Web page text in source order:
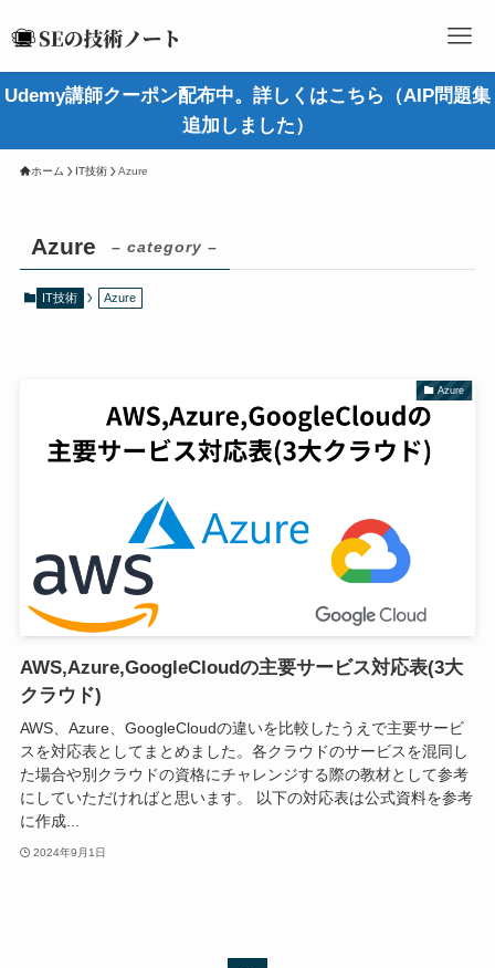
Udemy講師クーポン配布中。詳しくはこちら（AIP問題集
追加しました）
ホーム IT技術 Azure
Azure – category –
IT技術 Azure
Azure
AWS,Azure,GoogleCloudの主要サービス対応表(3大
クラウド)
AWS、Azure、GoogleCloudの違いを比較したうえで主要サービ
スを対応表としてまとめました。各クラウドのサービスを混同し
た場合や別クラウドの資格にチャレンジする際の教材として参考
にしていただければと思います。 以下の対応表は公式資料を参考
に作成...
2024年9月1日